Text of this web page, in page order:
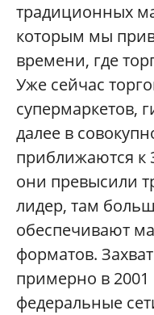
традиционных
которым мы
времени, где
Уже сейчас
супермаркетов,
далее в
приближаются к
они превысили
лидер, там
обеспечивают
форматов.
примерно в 2001
федеральные